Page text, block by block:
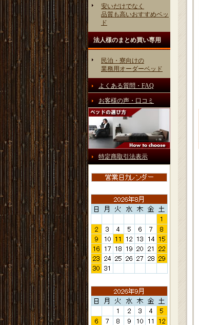
安いだけでなく
品質も高いおすすめベッ
ド
法人様のまとめ買い専用
民泊・寮向けの
業務用オーダーベッド
よくある質問・FAQ
お客様の声・口コミ
特定商取引法表示